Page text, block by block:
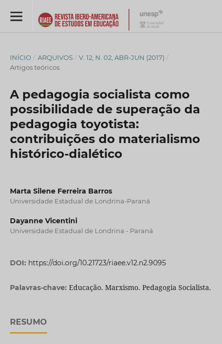
INÍCIO / ARQUIVOS / V. 12, N. 02, ABR-JUN (2017) /
Artigos teóricos
A pedagogia socialista como
possibilidade de superação da
pedagogia toyotista:
contribuições do materialismo
histórico-dialético
Marta Silene Ferreira Barros
Universidade Estadual de Londrina-Paraná
Dayanne Vicentini
Universidade Estadual de Londrina - Paraná
DOI: https://doi.org/10.21723/riaee.v12.n2.9095
Palavras-chave: Educação. Marxismo. Pedagogia Socialista.
RESUMO